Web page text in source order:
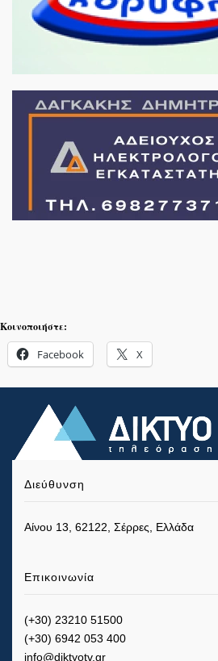
Κοινοποιήστε:
Facebook X
Διεύθυνση
Αίνου 13, 62122, Σέρρες, Ελλάδα
Επικοινωνία
(+30) 23210 51500
(+30) 6942 053 400
info@diktyotv.gr